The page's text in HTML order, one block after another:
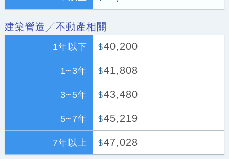
建築營造╱不動產相關
1年以下 $40,200
1~3年 $41,808
3~5年 $43,480
5~7年 $45,219
7年以上 $47,028